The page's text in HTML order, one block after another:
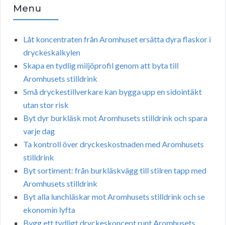
Menu
Låt koncentraten från Aromhuset ersätta dyra flaskor i
dryckeskalkylen
Skapa en tydlig miljöprofil genom att byta till
Aromhusets stilldrink
Små dryckestillverkare kan bygga upp en sidointäkt
utan stor risk
Byt dyr burkläsk mot Aromhusets stilldrink och spara
varje dag
Ta kontroll över dryckeskostnaden med Aromhusets
stilldrink
Byt sortiment: från burkläskvägg till stilren tapp med
Aromhusets stilldrink
Byt alla lunchläskar mot Aromhusets stilldrink och se
ekonomin lyfta
Bygg ett tydligt dryckeskoncept runt Aromhusets